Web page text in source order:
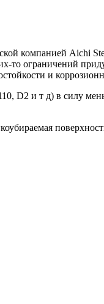
компанией Aichi
ограничений
и
D2 и т д) в силу